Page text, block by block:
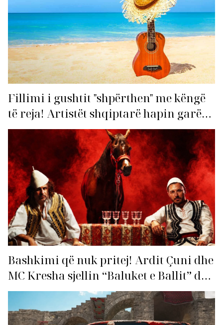
Fillimi i gushtit "shpërthen" me këngë
të reja! Artistët shqiptarë hapin garën
për hitin e verës!
Bashkimi që nuk pritej! Ardit Çuni dhe
MC Kresha sjellin “Baluket e Ballit” dhe
ndezin rrjetin!